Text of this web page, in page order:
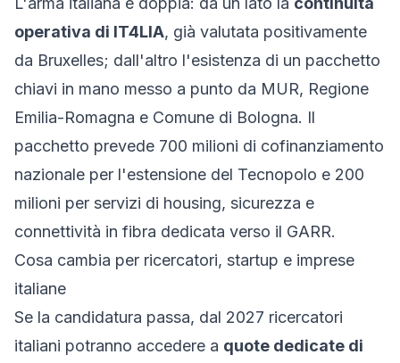
operativa di IT4LIA, già valutata positivamente
da Bruxelles; dall'altro l'esistenza di un pacchetto
chiavi in mano messo a punto da MUR, Regione
Emilia-Romagna e Comune di Bologna. Il
pacchetto prevede 700 milioni di cofinanziamento
nazionale per l'estensione del Tecnopolo e 200
milioni per servizi di housing, sicurezza e
connettività in fibra dedicata verso il GARR.
Cosa cambia per ricercatori, startup e imprese
italiane
Se la candidatura passa, dal 2027 ricercatori
italiani potranno accedere a quote dedicate di